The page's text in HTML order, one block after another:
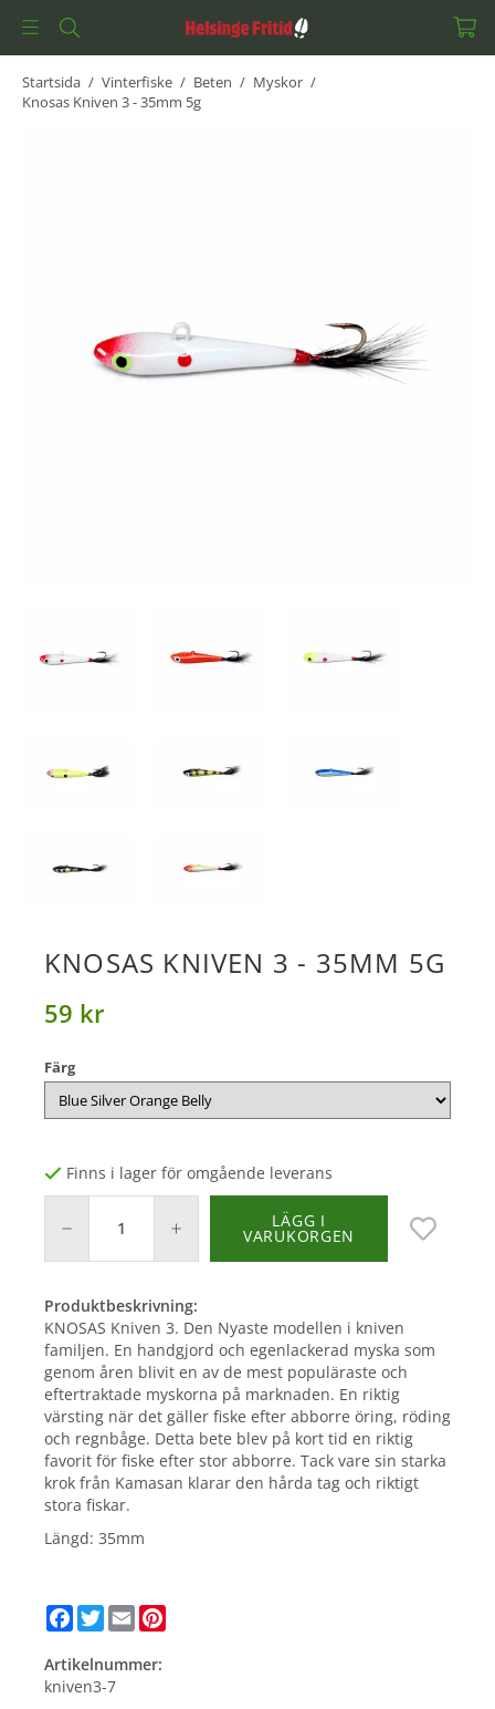
Startsida / Vinterfiske / Beten / Myskor /
Knosas Kniven 3 - 35mm 5g
KNOSAS KNIVEN 3 - 35MM 5G
59 kr
Färg
Finns i lager för omgående leverans
LÄGG I
VARUKORGEN
Produktbeskrivning:
KNOSAS Kniven 3. Den Nyaste modellen i kniven
familjen. En handgjord och egenlackerad myska som
genom åren blivit en av de mest populäraste och
eftertraktade myskorna på marknaden. En riktig
värsting när det gäller fiske efter abborre öring, röding
och regnbåge. Detta bete blev på kort tid en riktig
favorit för fiske efter stor abborre. Tack vare sin starka
krok från Kamasan klarar den hårda tag och riktigt
stora fiskar.
Längd: 35mm
Facebook
Twitter
Email
Artikelnummer:
kniven3-7